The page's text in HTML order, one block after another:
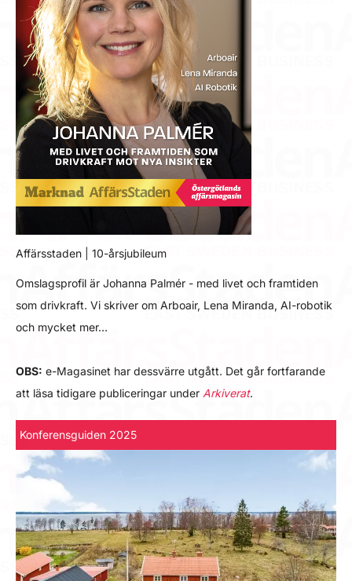
Affärsstaden | 10-årsjubileum
Omslagsprofil är Johanna Palmér - med livet och framtiden
som drivkraft. Vi skriver om Arboair, Lena Miranda, AI-robotik
och mycket mer…
OBS: e-Magasinet har dessvärre utgått. Det går fortfarande
att läsa tidigare publiceringar under Arkiverat.
Konferensguiden 2025